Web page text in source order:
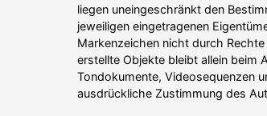
liegen unein­ge­schränkt den
jeweiligen einge­tragenen
Marken­zeichen nicht durch
erstellte Objekte bleibt allein beim
Tondo­kumente, Video­se­quenzen
ausdrückliche Zustimmung des